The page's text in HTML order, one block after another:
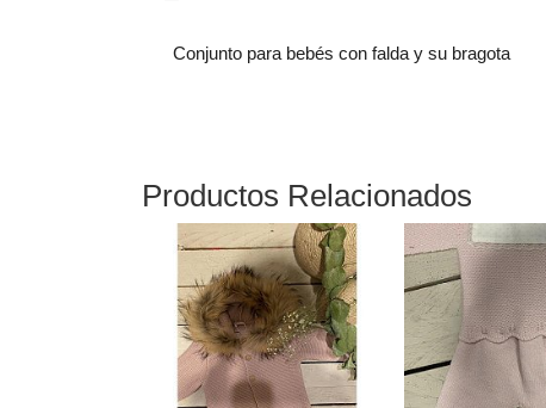
Conjunto para bebés con falda y su bragota
Productos Relacionados